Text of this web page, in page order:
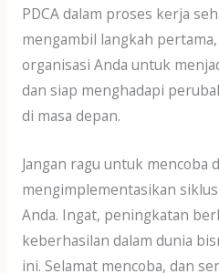
PDCA dalam proses kerja
mengambil langkah
organisasi Anda untuk
dan siap menghadapi
di masa depan.
Jangan ragu untuk mencoba
mengimplementasikan
Anda. Ingat, peningkatan
keberhasilan dalam dunia
ini. Selamat mencoba, dan